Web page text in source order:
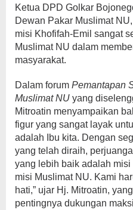
Ketua DPD Golkar
Dewan Pakar Muslimat
misi Khofifah-Emil sangat
Muslimat NU dalam
masyarakat.
Dalam forum Pemantapan
Muslimat NU yang
Mitroatin menyampaikan
figur yang sangat layak
adalah Ibu kita. Dengan
yang telah diraih,
yang lebih baik adalah
misi Muslimat NU. Kami
hati,” ujar Hj. Mitroatin,
pentingnya dukungan